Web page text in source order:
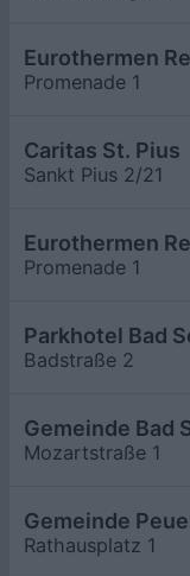
Eurothermen
Promenade 1
Caritas St. Pius
Sankt Pius 2/21
Eurothermen
Promenade 1
Parkhotel Bad
Badstraße 2
Gemeinde Bad
Mozartstraße 1
Gemeinde
Rathausplatz 1